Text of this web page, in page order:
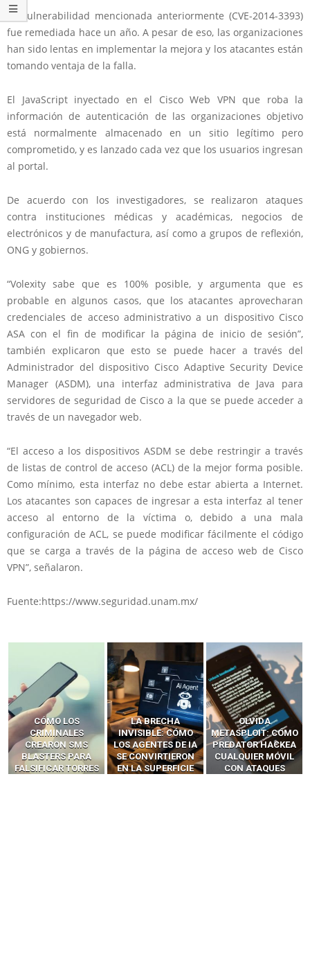
La vulnerabilidad mencionada anteriormente (CVE-2014-3393)
fue remediada hace un año. A pesar de eso, las organizaciones
han sido lentas en implementar la mejora y los atacantes están
tomando ventaja de la falla.
El JavaScript inyectado en el Cisco Web VPN que roba la
información de autenticación de las organizaciones objetivo
está normalmente almacenado en un sitio legítimo pero
comprometido, y es lanzado cada vez que los usuarios ingresan
al portal.
De acuerdo con los investigadores, se realizaron ataques
contra instituciones médicas y académicas, negocios de
electrónicos y de manufactura, así como a grupos de reflexión,
ONG y gobiernos.
“Volexity sabe que es 100% posible, y argumenta que es
probable en algunos casos, que los atacantes aprovecharan
credenciales de acceso administrativo a un dispositivo Cisco
ASA con el fin de modificar la página de inicio de sesión”,
también explicaron que esto se puede hacer a través del
Administrador del dispositivo Cisco Adaptive Security Device
Manager (ASDM), una interfaz administrativa de Java para
servidores de seguridad de Cisco a la que se puede acceder a
través de un navegador web.
“El acceso a los dispositivos ASDM se debe restringir a través
de listas de control de acceso (ACL) de la mejor forma posible.
Como mínimo, esta interfaz no debe estar abierta a Internet.
Los atacantes son capaces de ingresar a esta interfaz al tener
acceso al entorno de la víctima o, debido a una mala
configuración de ACL, se puede modificar fácilmente el código
que se carga a través de la página de acceso web de Cisco
VPN”, señalaron.
Fuente:https://www.seguridad.unam.mx/
LA BRECHA
INVISIBLE: CÓMO
LOS AGENTES DE IA
SE CONVIRTIERON
EN LA SUPERFICIE
OLVIDA
METASPLOIT: CÓMO
PREDATOR HACKEA
CUALQUIER MÓVIL
CON ATAQUES
CÓMO LOS HACKERS
INTERCEPTAN OTPS
Y LLAMADAS
MÓVILES SIN
‘HACKEAR’ — EL